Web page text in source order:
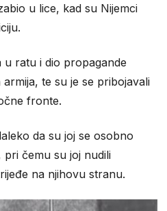
u lice, kad su Nijemci
u ratu i dio propagande
te su je se pribojavali
fronte.
da su joj se osobno
čemu su joj nudili
na njihovu stranu.